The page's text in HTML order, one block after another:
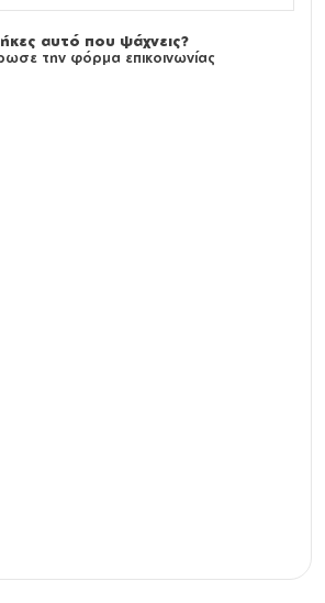
αυτό που ψάχνεις?
την φόρμα επικοινωνίας